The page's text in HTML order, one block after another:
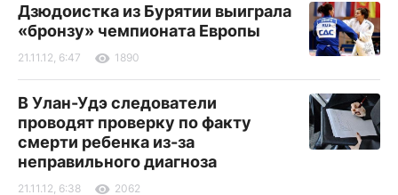
Дзюдоистка из Бурятии выиграла
«бронзу» чемпионата Европы
21.11.12, 6:47 1890
В Улан-Удэ следователи
проводят проверку по факту
смерти ребенка из-за
неправильного диагноза
21.11.12, 6:38 2062